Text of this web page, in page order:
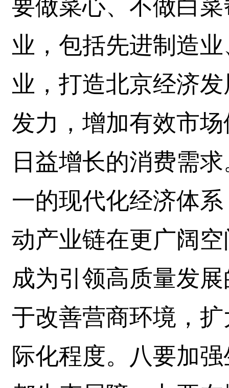
要做菜心、不做白
业，包括先进制造
业，打造北京经济
发力，增加有效市
日益增长的消费需
一的现代化经济体
动产业链在更广阔
成为引领高质量发
于改善营商环境，
际化程度。八要加